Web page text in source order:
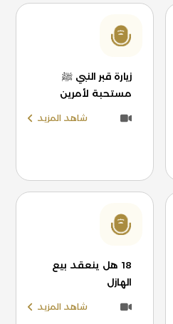
زيارة قبر النبي ﷺ
مستحبة لأمرين
شاهد المزيد
18 هل ينعقد بيع
الهازل
شاهد المزيد